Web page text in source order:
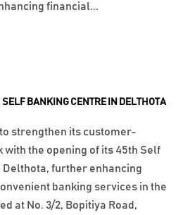
BANKING CENTRE IN DELTHOTA
strengthen its customer-
the opening of its 45th Self
Delthota, further enhancing
banking services in the
at No. 3/2, Bopitiya Road,
financial...